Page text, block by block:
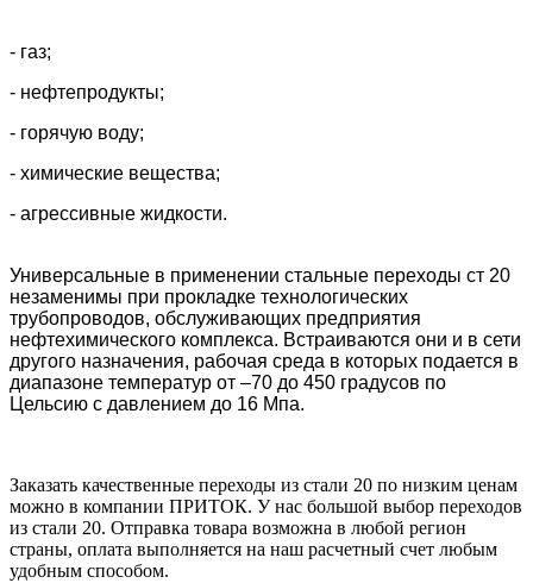
- газ;
- нефтепродукты;
- горячую воду;
- химические вещества;
- агрессивные жидкости.
Универсальные в применении стальные переходы ст 20
незаменимы при прокладке технологических
трубопроводов, обслуживающих предприятия
нефтехимического комплекса. Встраиваются они и в сети
другого назначения, рабочая среда в которых подается в
диапазоне температур от –70 до 450 градусов по
Цельсию с давлением до 16 Мпа.
Заказать качественные переходы из стали 20 по низким ценам
из стали 20. Отправка товара возможна в любой регион
страны, оплата выполняется на наш расчетный счет любым
удобным способом.